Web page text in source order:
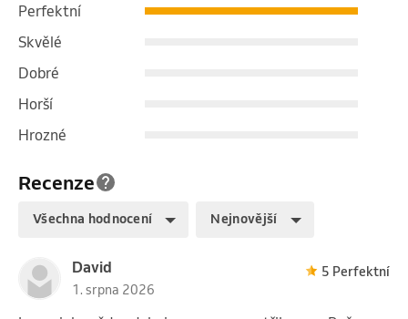
Recenze
Všechna hodnocení Nejnovější
David
1. srpna 2026
5 Perfektní
Perfektní
Skvělé
Dobré
Horší
Hrozné